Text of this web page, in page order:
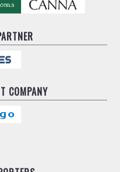
COMPANY